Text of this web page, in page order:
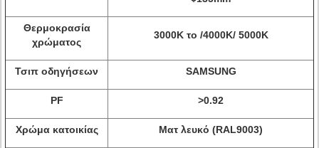
Θερμοκρασία
χρώματος
3000K το /4000K/ 5000K
Τσιπ οδηγήσεων SAMSUNG
PF >0.92
Χρώμα κατοικίας Ματ λευκό (RAL9003)